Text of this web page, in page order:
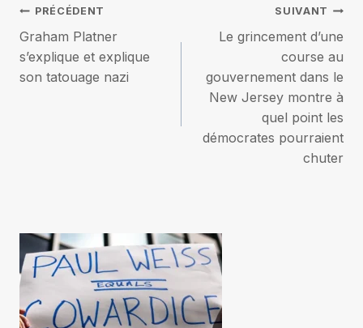
Navigation
de
l’article
PRÉCÉDENT
Graham Platner
s’explique et explique
son tatouage nazi
SUIVANT
Le grincement d’une
course au
gouvernement dans le
New Jersey montre à
quel point les
démocrates pourraient
chuter